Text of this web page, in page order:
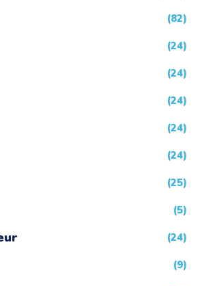
(82)
(24)
(24)
(24)
(24)
(24)
(25)
(5)
(24)
(9)